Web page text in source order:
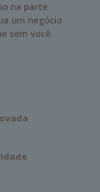
na parte
um negócio
sem você.